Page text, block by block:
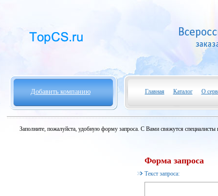
Добавить компанию Главная Каталог О
Заполните, пожалуйста, удобную форму запроса. С Вами свяжутся
Форма запроса
Текст запроса: